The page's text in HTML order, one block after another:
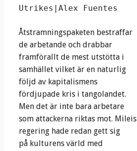
Utrikes|Alex Fuentes
Åtstramningspaketen bestraffar
de arbetande och drabbar
framförallt de mest utstötta i
samhället vilket är en naturlig
följd av kapitalismens
fördjupade kris i tangolandet.
Men det är inte bara arbetare
som attackerna riktas mot. Mileis
regering hade redan gett sig
på kulturens värld med